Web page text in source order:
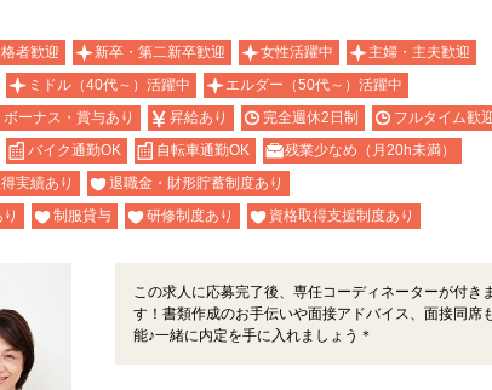
者歓迎 新卒・第二新卒歓迎 女性活躍中
主婦・主夫歓迎
ミドル（40代～）活躍中
エルダー（50代～）活躍中
ボーナス・賞与あり 昇給あり 完全週休2日制
フルタイム歓
バイク通勤OK 自転車通勤OK
残業少なめ（月20h未満）
実績あり
退職金・財形貯蓄制度あり
制服貸与 研修制度あり 資格取得支援制度あり
この求人に応募完了後、専任コーディネーターが付きま
す！書類作成のお手伝いや面接アドバイス、面接同席
能♪一緒に内定を手に入れましょう＊